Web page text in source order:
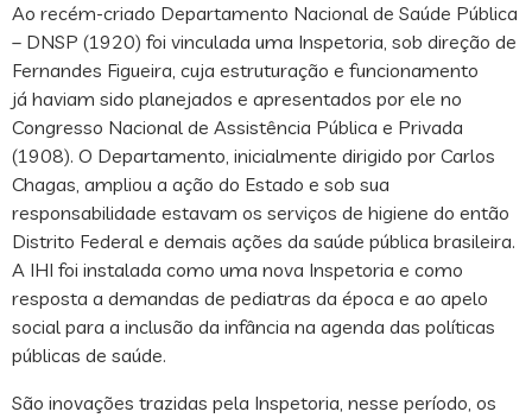
Ao recém-criado Departamento Nacional de Saúde Pública
– DNSP (1920) foi vinculada uma Inspetoria, sob direção de
Fernandes Figueira, cuja estruturação e funcionamento
já haviam sido planejados e apresentados por ele no
Congresso Nacional de Assistência Pública e Privada
(1908). O Departamento, inicialmente dirigido por Carlos
Chagas, ampliou a ação do Estado e sob sua
responsabilidade estavam os serviços de higiene do então
Distrito Federal e demais ações da saúde pública brasileira.
A IHI foi instalada como uma nova Inspetoria e como
resposta a demandas de pediatras da época e ao apelo
social para a inclusão da infância na agenda das políticas
públicas de saúde.
São inovações trazidas pela Inspetoria, nesse período, os